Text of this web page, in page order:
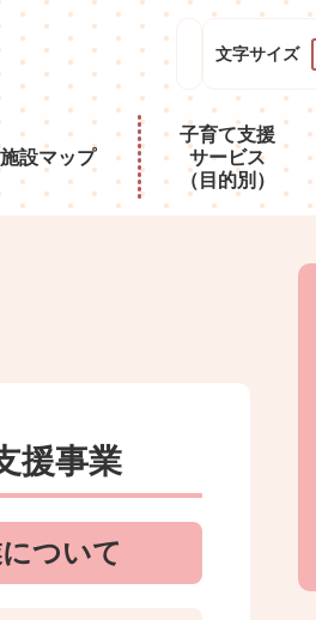
文字サイズ
施設マップ
子育て支援
サービス
（目的別）
援事業
ついて